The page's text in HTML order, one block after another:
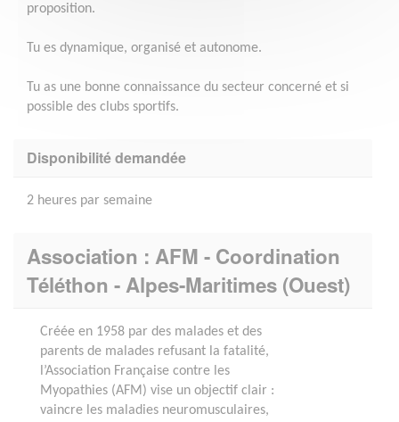
proposition.
Tu es dynamique, organisé et autonome.
Tu as une bonne connaissance du secteur concerné et si
possible des clubs sportifs.
Disponibilité demandée
2 heures par semaine
Association : AFM - Coordination
Téléthon - Alpes-Maritimes (Ouest)
Créée en 1958 par des malades et des
parents de malades refusant la fatalité,
l’Association Française contre les
Myopathies (AFM) vise un objectif clair :
vaincre les maladies neuromusculaires,